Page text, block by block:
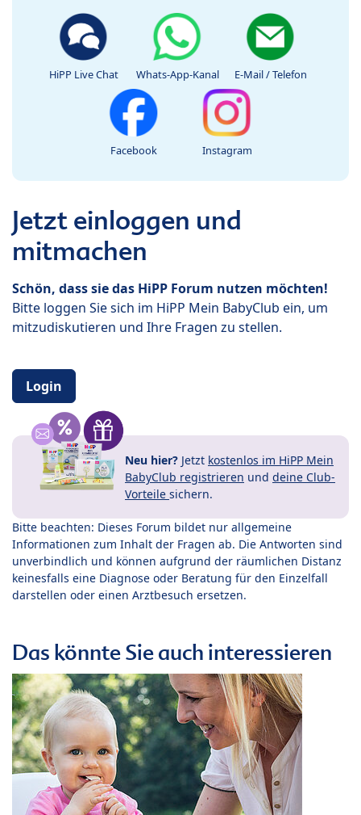
HiPP Live Chat Whats-App-Kanal E-Mail / Telefon
Facebook Instagram
Jetzt einloggen und
mitmachen
Schön, dass sie das HiPP Forum nutzen möchten!
Bitte loggen Sie sich im HiPP Mein BabyClub ein, um
mitzudiskutieren und Ihre Fragen zu stellen.
Login
Neu hier? Jetzt kostenlos im HiPP Mein
BabyClub registrieren und deine Club-
Vorteile sichern.
Bitte beachten: Dieses Forum bildet nur allgemeine
Informationen zum Inhalt der Fragen ab. Die Antworten sind
unverbindlich und können aufgrund der räumlichen Distanz
keinesfalls eine Diagnose oder Beratung für den Einzelfall
darstellen oder einen Arztbesuch ersetzen.
Das könnte Sie auch interessieren